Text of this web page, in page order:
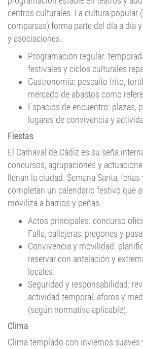
centros culturales. La cultura popular
comparsas) forma parte del día a día
y asociaciones.
Programación regular:
festivales y ciclos culturales
Gastronomía: pescaíto frito,
mercado de abastos como
Espacios de encuentro: plazas,
lugares de convivencia y
Fiestas
El Carnaval de Cádiz es su seña
concursos, agrupaciones y
llenan la ciudad. Semana Santa,
completan un calendario festivo que
moviliza a barrios y peñas.
Actos principales: concurso
Falla, callejeras, pregones y
Convivencia y movilidad:
reservar con antelación y
locales.
Seguridad y responsabilidad:
actividad temporal, aforos y
(según normativa aplicable).
Clima
Clima templado con inviernos suaves